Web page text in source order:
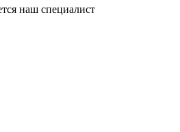
наш специалист